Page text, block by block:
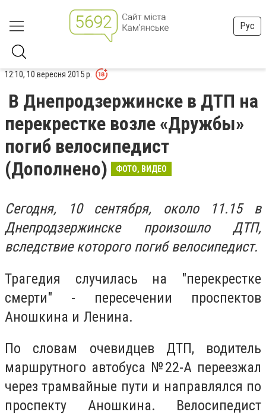
Рус
12:10, 10 вересня 2015 р.
В Днепродзержинске в ДТП на
перекрестке возле «Дружбы»
погиб велосипедист
(Дополнено)
ФОТО, ВИДЕО
Сегодня, 10 сентября, около 11.15 в
Днепродзержинске произошло ДТП,
вследствие которого погиб велосипедист.
Трагедия случилась на "перекрестке
смерти" - пересечении проспектов
Аношкина и Ленина.
По словам очевидцев ДТП, водитель
маршрутного автобуса №22-А переезжал
через трамвайные пути и направлялся по
проспекту Аношкина. Велосипедист